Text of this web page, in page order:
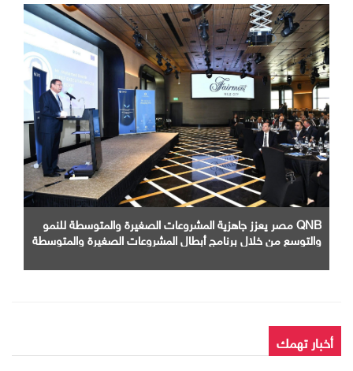
QNB مصر يعزز جاهزية المشروعات الصغيرة والمتوسطة للنمو
والتوسع من خلال برنامج أبطال المشروعات الصغيرة والمتوسطة
أخبار تهمك